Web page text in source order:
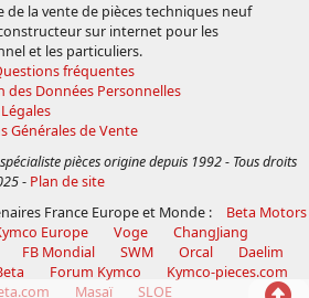
de la vente de pièces techniques neuf
sur internet pour les
et les particuliers.
fréquentes
des Données Personnelles
Générales de Vente
pièces origine depuis 1992 - Tous droits
- Plan de site
France Europe et Monde :
Beta Motors
Europe Voge
ChangJiang
FB Mondial SWM Orcal
Daelim
Forum Kymco
Kymco-pieces.com
Masaï SLOE